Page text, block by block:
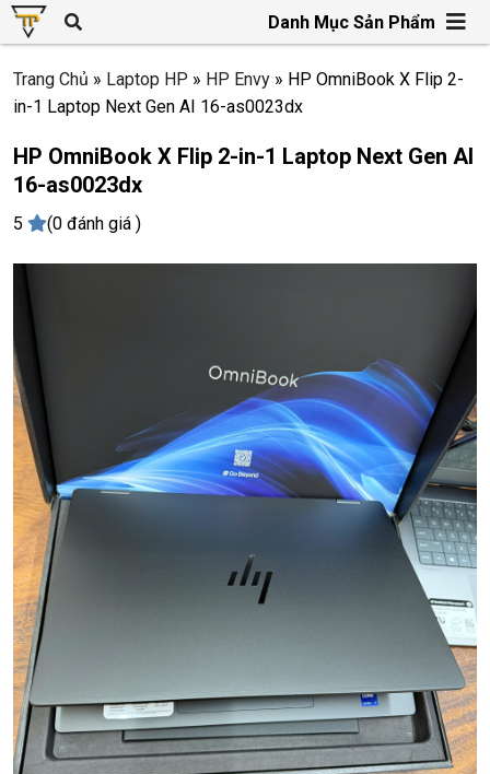
Danh Mục Sản Phẩm
Trang Chủ » Laptop HP » HP Envy » HP OmniBook X Flip 2-
in-1 Laptop Next Gen AI 16-as0023dx
HP OmniBook X Flip 2-in-1 Laptop Next Gen AI
16-as0023dx
5 (0 đánh giá )